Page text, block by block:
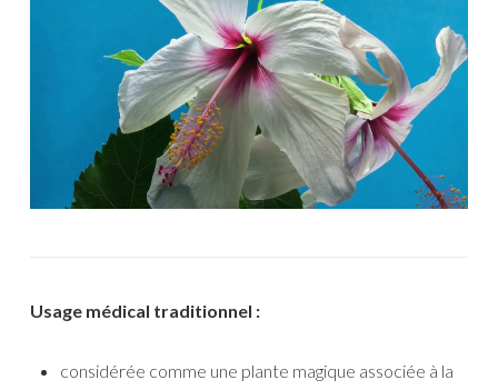
Usage médical traditionnel :
considérée comme une plante magique associée à la